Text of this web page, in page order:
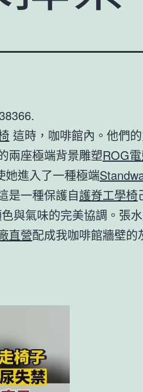
這時，咖啡館內。他們
兩座極端背景雕塑ROG
她進入了一種極端
是一種保護自護脊工學椅
與氣味的完美協調。張
直營配成我咖啡館牆壁的